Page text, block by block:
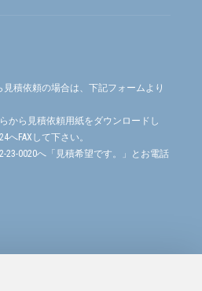
積依頼の場合は、下記フォームより
から見積依頼用紙をダウンロードし
へFAXして下さい。
23-0020へ「見積希望です。」とお電話